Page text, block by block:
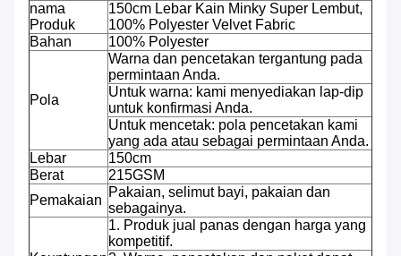
nama
Produk
150cm Lebar Kain Minky Super Lembut,
100% Polyester Velvet Fabric
Bahan
100% Polyester
Pola
Warna dan pencetakan tergantung pada
permintaan Anda.
Untuk warna: kami menyediakan lap-dip
untuk konfirmasi Anda.
Untuk mencetak: pola pencetakan kami
yang ada atau sebagai permintaan Anda.
Lebar
150cm
Berat
215GSM
Pemakaian
Pakaian, selimut bayi, pakaian dan
sebagainya.
1. Produk jual panas dengan harga yang
kompetitif.